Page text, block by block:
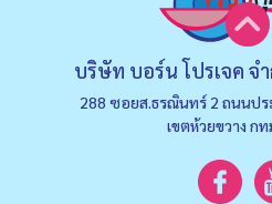
บริษัท บอร์น โปรเจค จ
288 ซอยส.ธรณินทร์ 2 ถนนปร
เขตห้วยขวาง ก